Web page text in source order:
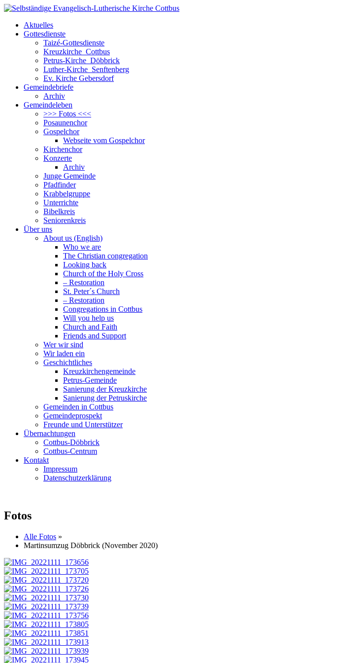
Aktuelles
Gottesdienste
Taizé-Gottesdienste
Kreuzkirche Cottbus
Petrus-Kirche Döbbrick
Luther-Kirche Senftenberg
Ev. Kirche Gebersdorf
Gemeindebriefe
Archiv
Gemeindeleben
>>> Fotos <<<
Posaunenchor
Gospelchor
Webseite vom Gospelchor
Kirchenchor
Konzerte
Archiv
Junge Gemeinde
Pfadfinder
Krabbelgruppe
Unterrichte
Bibelkreis
Seniorenkreis
Über uns
About us (English)
Who we are
The Christian congregation
Looking back
Church of the Holy Cross
– Restoration
St. Peter´s Church
– Restoration
Congregations in Cottbus
Will you help us
Church and Faith
Friends and Support
Wer wir sind
Wir laden ein
Geschichtliches
Kreuzkirchengemeinde
Petrus-Gemeinde
Sanierung der Kreuzkirche
Sanierung der Petruskirche
Gemeinden in Cottbus
Gemeindeprospekt
Freunde und Unterstützer
Übernachtungen
Cottbus-Döbbrick
Cottbus-Centrum
Kontakt
Impressum
Datenschutzerklärung
Fotos
Alle Fotos »
Martinsumzug Döbbrick (November 2020)